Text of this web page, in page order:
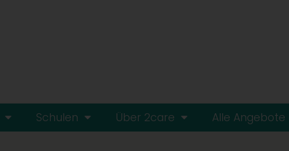
Schulen Über 2care Alle Angebote